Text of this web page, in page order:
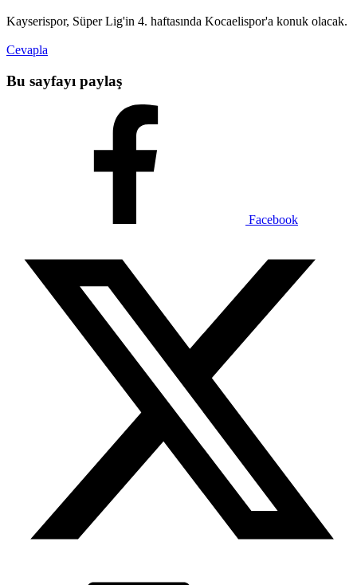
Kayserispor, Süper Lig'in 4. haftasında Kocaelispor'a konuk olacak.
Cevapla
Bu sayfayı paylaş
Facebook